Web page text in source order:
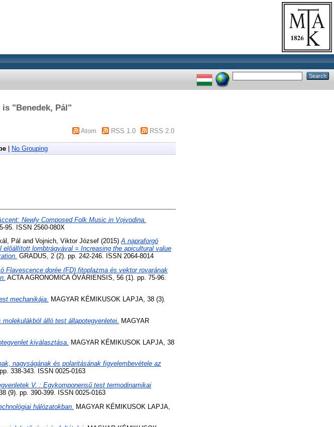
is "Benedek, Pál"
Atom RSS 1.0 RSS 2.0
No Grouping
Newly Composed Folk Music in Vojvodina.
95. ISSN 2560-080X
Pál and Vojnich, Viktor József (2015)A napraforgó
lombtrágyával = Increasing the apicultural value
GRADUS, 2 (2). pp. 242-246. ISSN 2064-8014
Flavescence dorée (FD) fitoplazma és vektor rovarának
ACTA AGRONOMICA ÓVÁRIENSIS, 56 (1). pp. 75-96.
mechanikája.
MAGYAR KÉMIKUSOK LAPJA, 38 (3).
álló test állapotegyenletei.
MAGYAR
kiválasztása. MAGYAR KÉMIKUSOK LAPJA, 38
nagyságának és polaritásának figyelembevétele az
338-343. ISSN 0025-0163
V. : Egykomponensű test termodinamikai
(9). pp. 390-399. ISSN 0025-0163
hálózatokban.
MAGYAR KÉMIKUSOK LAPJA,